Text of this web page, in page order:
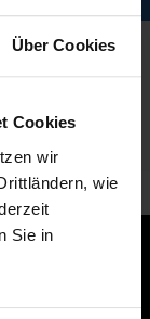
Über Cookies
Cookies
wir
wie
Sie in